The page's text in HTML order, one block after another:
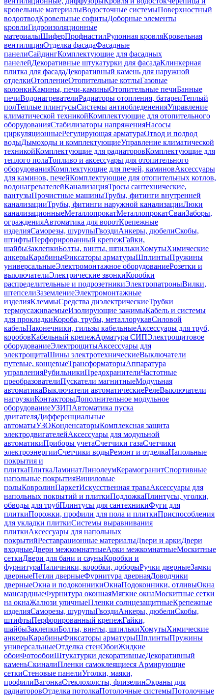
кровельные материалыВодосточные системыПоверхностный
водоотводКровельные софитыДоборные элементы
кровлиГидроизоляционные
материалыШиферПрофнастилРулонная кровляКровельная
вентиляцияОтделка фасадаФасадные
панелиСайдингКомплектующие для фасадных
панелейДекоративные штукатурки для фасадаКлинкерная
плитка для фасадаДекоративный камень для наружной
отделкиОтоплениеОтопительные котлыГазовые
колонкиКамины, печи-каминыОтопительные печиБанные
печиВодонагревателиРадиаторы отопления, батареиТеплый
полТеплые плинтусыСистемы антиобледененияУправление
климатической техникойКомплектующие для отопительного
оборудованияСтабилизаторы напряженияНасосы
циркуляционныеРегулирующая арматураОтвод и подвод
водыДымоходы и комплектующиеУправление климатической
техникойКомплектующие для радиаторовКомплектующие для
теплого полаТопливо и аксессуары для отопительного
оборудованияКомплектующие для печей, каминовАксессуары
для каминов, печейКомплектующие для отопительных котлов,
водонагревателейКанализацияТросы сантехнические,
вантузыПрочистные машиныТрубы, фитинги внутренней
канализацииТрубы, фитинги наружной канализацииЛюки
канализационныеМеталлопрокатМеталлопрокатСваиЗаборы,
огражденияАвтоматика для воротКрепежные
изделияСаморезы, шурупыГвоздиАнкеры, дюбелиСкобы,
штифтыПерфорированный крепежГайки,
шайбыЗаклепкиБолты, винты, шпилькиХомутыХимические
анкерыКарабиныФиксаторы арматурыШплинтыПружины
универсальныеЭлектромонтажное оборудованиеРозетки и
выключателиЭлектрические звонкиКоробки
распределительные и подрозетникиЭлектропатроныВилки,
штепселиЗаземлениеЭлектромонтажные
изделияКлеммыСредства диэлектрическиеТрубки
термоусаживаемыеИзолирующие зажимыКабель и системы
для прокладкиКороба, трубы, металлорукавСиловой
кабельНаконечники, гильзы кабельныеАксессуары для труб,
коробовКабельный крепежАрматура СИПЭлектрощитовое
оборудованиеЭлектрощитыАксессуары для
электрощитаШины электротехническиеВыключатели
путевые, концевыеТрансформаторыАппаратура
управленияРубильникиПредохранителиЧастотные
преобразователиПускатели магнитныеМодульная
автоматикаВыключатели автоматическиеРелеВыключатели
нагрузкиКонтакторыДополнительное модульное
оборудованиеУЗИПАвтоматика пуска
двигателяДифференциальные
автоматыУЗОКонденсаторыКомплексная защита
электродвигателейАксессуары для модульной
автоматикиПриборы учетаСчетчики газаСчетчики
электроэнергииСчетчики водыРемонт и отделкаНапольные
покрытия и
плиткаПлиткаЛаминатЛинолеумКерамогранитСпортивные
напольные покрытияВиниловые
полыКовролинПаркетИскусственная траваАксессуары для
напольных покрытий и плиткиПодложкаПлинтусы, уголки,
обводы для трубПлинтусы для сантехникиФуги для
плиткиПорожки, профили для пола и плиткиПриспособления
для укладки плиткиСистемы выравнивания
плиткиАксессуары для напольных
покрытийРеставрационные материалыДвери и аркиДвери
входныеДвери межкомнатныеАрки межкомнатныеМоскитные
сеткиДвери для бани и сауныКоробки и
фурнитураНаличники, коробки, доборыРучки дверныеЗамки
дверныеПетли дверныеФурнитура двернаяДоводчики
дверныеОкна и подоконникиОкнаПодоконники, отливыОкна
мансардныеФурнитура оконнаяМягкие окнаМоскитные сетки
на окнаЖалюзи уличныеПленки солнцезащитныеКрепежные
изделияСаморезы, шурупыГвоздиАнкеры, дюбелиСкобы,
штифтыПерфорированный крепежГайки,
шайбыЗаклепкиБолты, винты, шпилькиХомутыХимические
анкерыКарабиныФиксаторы арматурыШплинтыПружины
универсальныеОтделка стенОбоиЖидкие
обоиФотообоиШтукатурки декоративныеДекоративный
каменьСкиналиПленки самоклеящиеся Армирующие
сеткиСтеновые панелиУголки, маяки,
профилиВагонкаСтеклохолсты, флизелинЭкраны для
радиаторовОтделка потолкаПотолочные системыПотолочные